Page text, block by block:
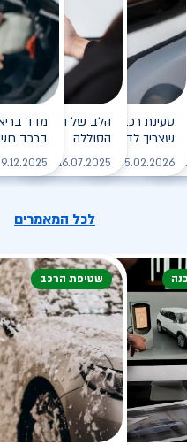
לטעינת רכב
לקריאה
טעינת רכב חשמלי - כל מה
שצריך לדעת
25.02.2026 לקריאה
הלב של הרכב
הסוללה
16.07.2025
ברכב
לכל המאמרים
שטיפת הרכב